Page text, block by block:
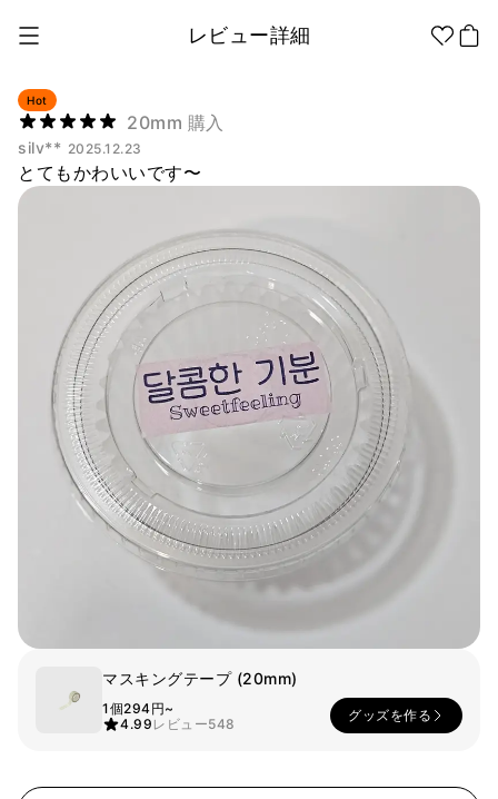
Hot
20mm 購入
silv** 2025.12.23
とてもかわいいです〜
マスキングテープ (20mm)
1個294円~
4.99 レビュー548
グッズを作る
レビュー詳細
1個から制作
ファッション小物
ファングッズ
ステッカー
紙製品
文具/オフィス
アパレル カテゴリー
Tシャツ
スウェッ
トシャツ
フードパ
ーカー
アウター
カラー